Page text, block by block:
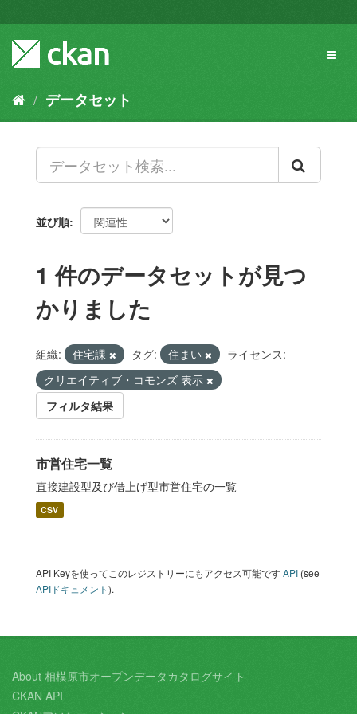
キ
容
データセット
並び順
1 件のデータセットが見つ
かりました
組織: 住宅課 タグ: 住まい
ライセンス:
クリエイティブ・コモンズ 表示
フィルタ結果
市営住宅一覧
直接建設型及び借上げ型市営住宅の一覧
CSV
API Keyを使ってこのレジストリーにもアクセス可能ですAPI (see
APIドキュメント).
About 相模原市オープンデータカタログサイト
CKAN API